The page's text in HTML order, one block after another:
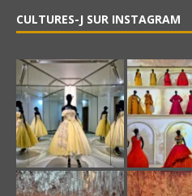
CULTURES-J SUR INSTAGRAM